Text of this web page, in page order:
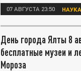
07 АВГУСТА 23:50 НАУКА
День города Ялты 8
бесплатные музеи и
Мороза